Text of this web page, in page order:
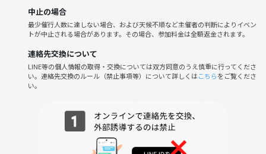
【参加費】
つなげーと参加費＋飲食代
＊別途飲食代が発生します♪
* 待ち合わせ場所、お店は参加者の方に連絡します！
ていただきます♪
* 当日のキャンセルは、キャンセル料100%いただく場合があります
中止の場合
最少催行人数に達しない場合、および天候不順など主催者の判断によりイベン
トが中止される場合があります。その場合、参加料金は全額返金されます。
連絡先交換について
LINE等の個人情報の取得・交換については双方同意のうえ慎重に行ってくださ
い。連絡先交換のルール（禁止事項等）について詳しくはこちらをご覧くださ
い。